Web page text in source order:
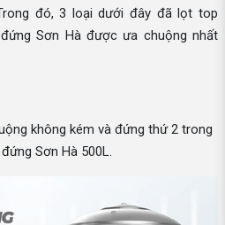
đó, 3 loại dưới đây đã lọt top
Sơn Hà được ưa chuộng nhất
không kém và đứng thứ 2 trong
Sơn Hà 500L.